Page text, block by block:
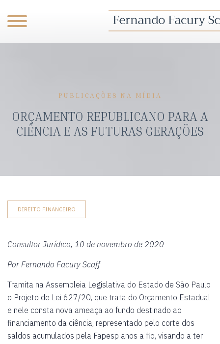
PUBLICAÇÕES NA MÍDIA
ORÇAMENTO REPUBLICANO PARA A
CIÊNCIA E AS FUTURAS GERAÇÕES
DIREITO FINANCEIRO
Consultor Jurídico, 10 de novembro de 2020
Por Fernando Facury Scaff
Tramita na Assembleia Legislativa do Estado de São Paulo
o Projeto de Lei 627/20, que trata do Orçamento Estadual
e nele consta nova ameaça ao fundo destinado ao
financiamento da ciência, representado pelo corte dos
saldos acumulados pela Fapesp anos a fio, visando a ter